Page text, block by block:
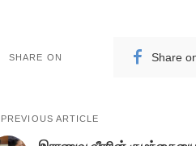
SHARE ON Share
PREVIOUS ARTICLE